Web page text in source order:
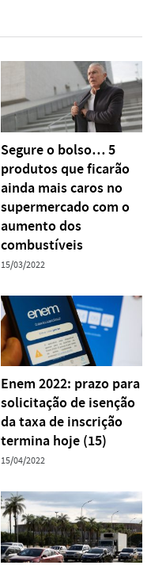
Segure o bolso… 5
produtos que ficarão
ainda mais caros no
supermercado com o
aumento dos
combustíveis
15/03/2022
Enem 2022: prazo para
solicitação de isenção
da taxa de inscrição
termina hoje (15)
15/04/2022